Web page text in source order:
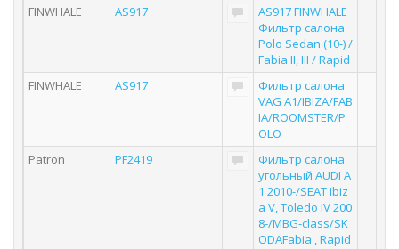
FINWHALE
AS917
AS917 FINWHALE
Фильтр салона
Polo Sedan (10-) /
Fabia II, III / Rapid
FINWHALE
AS917
Фильтр салона
VAG A1/IBIZA/FAB
IA/ROOMSTER/P
OLO
Patron
PF2419
Фильтр салона
угольный AUDI A
1 2010-/SEAT Ibiz
a V, Toledo IV 200
8-/MBG-class/SK
ODAFabia , Rapid